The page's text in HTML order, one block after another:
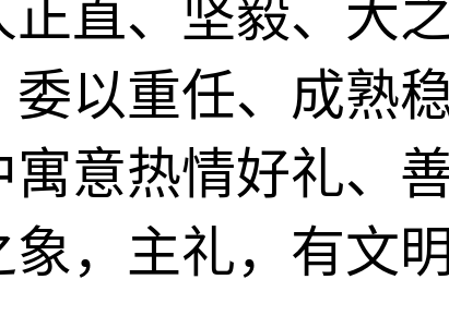
直、坚毅、大之
以重任、成熟稳
意热情好礼、
，主礼，有文